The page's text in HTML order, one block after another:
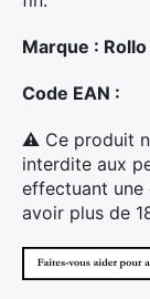
Marque : Rollo
Code EAN :
⚠ Ce produit
interdite aux
effectuant une
avoir plus de